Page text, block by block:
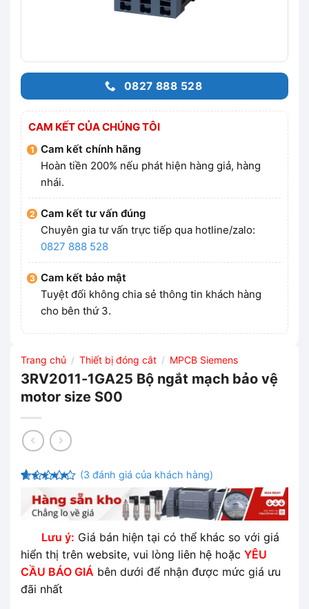
0827 888 528
CAM KẾT CỦA CHÚNG TÔI
Cam kết chính hãng
Hoàn tiền 200% nếu phát hiện hàng giả, hàng
nhái.
Cam kết tư vấn đúng
Chuyên gia tư vấn trực tiếp qua hotline/zalo:
0827 888 528
Cam kết bảo mật
Tuyệt đối không chia sẻ thông tin khách hàng
cho bên thứ 3.
Trang chủ / Thiết bị đóng cắt / MPCB Siemens
3RV2011-1GA25 Bộ ngắt mạch bảo vệ
motor size S00
4.67trên
5 dựa trên
đánh giá
(3 đánh giá của khách hàng)
Lưu ý: Giá bán hiện tại có thể khác so với giá
hiển thị trên website, vui lòng liên hệ hoặc YÊU
CẦU BÁO GIÁ bên dưới để nhận được mức giá ưu
đãi nhất